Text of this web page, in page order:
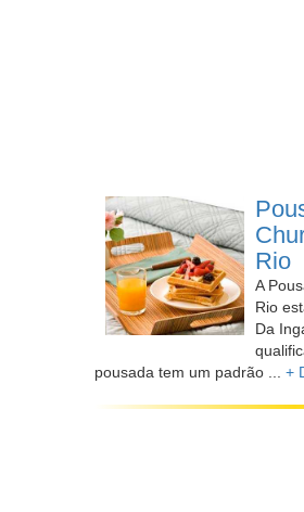
Rio
A
Rio
Da
pousada tem um padrão ... +